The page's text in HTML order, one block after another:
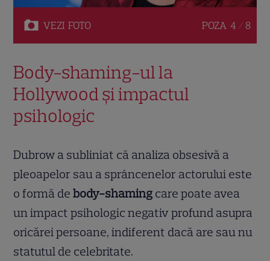
VEZI FOTO POZA 4 / 8
Body-shaming-ul la
Hollywood și impactul
psihologic
Dubrow a subliniat că analiza obsesivă a
pleoapelor sau a sprâncenelor actorului este
o formă debody-shaming care poate avea
un impact psihologic negativ profund asupra
oricărei persoane, indiferent dacă are sau nu
statutul de celebritate.